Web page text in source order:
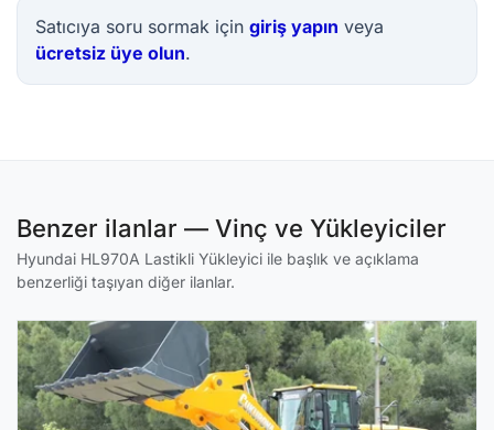
Satıcıya soru sormak için giriş yapın veya
ücretsiz üye olun.
Benzer ilanlar — Vinç ve Yükleyiciler
Hyundai HL970A Lastikli Yükleyici ile başlık ve açıklama
benzerliği taşıyan diğer ilanlar.